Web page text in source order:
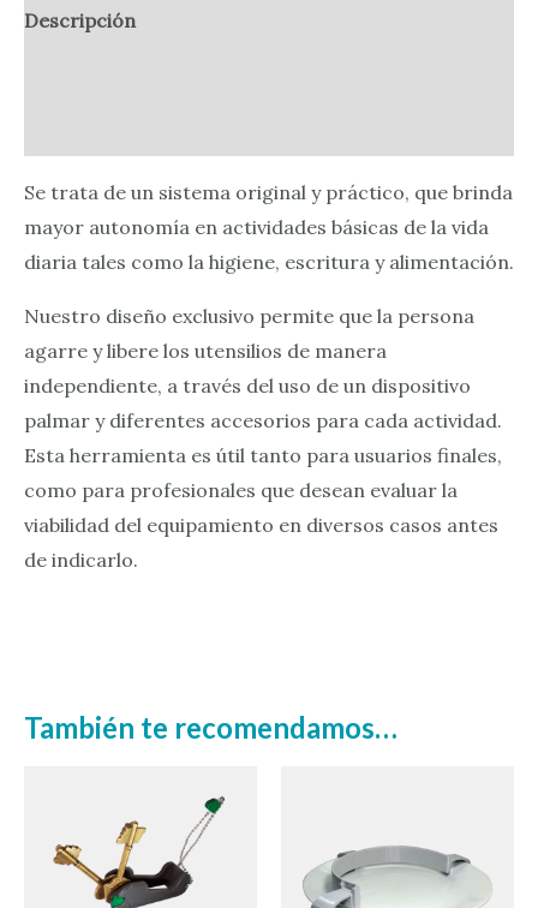
Descripción
Se trata de un sistema original y práctico, que brinda
mayor autonomía en actividades básicas de la vida
diaria tales como la higiene, escritura y alimentación.
Nuestro diseño exclusivo permite que la persona
agarre y libere los utensilios de manera
independiente, a través del uso de un dispositivo
palmar y diferentes accesorios para cada actividad.
Esta herramienta es útil tanto para usuarios finales,
como para profesionales que desean evaluar la
viabilidad del equipamiento en diversos casos antes
de indicarlo.
También te recomendamos…